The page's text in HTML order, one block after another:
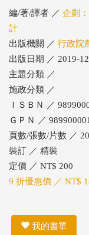
編/著/譯者 ／ 企劃
計
出版機關 ／ 行政院
出版日期 ／ 2019-12
主題分類 ／
施政分類 ／
ＩＳＢＮ ／
ＧＰＮ ／
頁數/張數/片數 ／
裝訂 ／ 精裝
定價 ／ NT$ 200
9 折優惠價 ／ NT$
我的書單